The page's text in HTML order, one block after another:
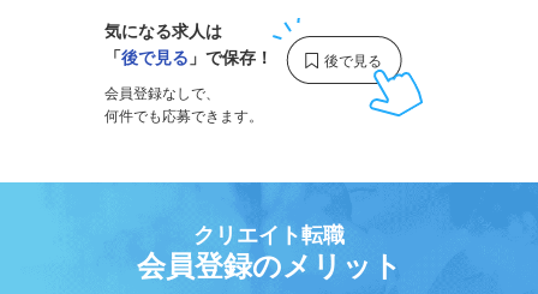
気になる求人は
「後で見る 」で保存！
会員登録なしで、
何件でも応募できます。
クリエイト転職
会員登録のメリット